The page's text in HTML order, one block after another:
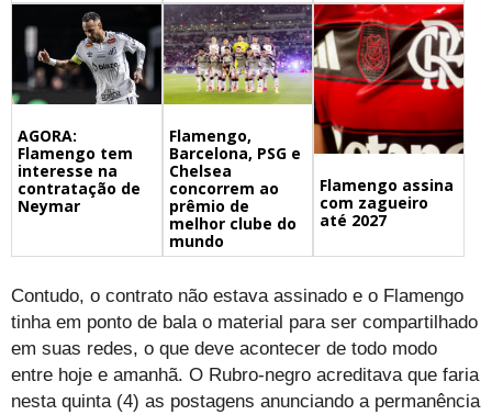
AGORA:
Flamengo tem
interesse na
contratação de
Neymar
Flamengo,
Barcelona, PSG e
Chelsea
concorrem ao
prêmio de
melhor clube do
mundo
Flamengo assina
com zagueiro
até 2027
Contudo, o contrato não estava assinado e o Flamengo
tinha em ponto de bala o material para ser compartilhado
em suas redes, o que deve acontecer de todo modo
entre hoje e amanhã. O Rubro-negro acreditava que faria
nesta quinta (4) as postagens anunciando a permanência